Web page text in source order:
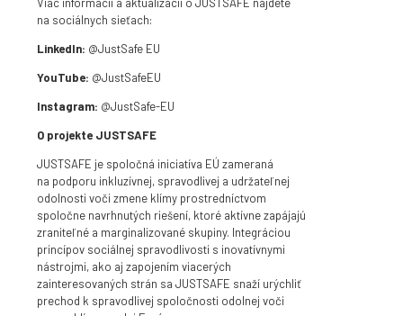
na sociálnych sieťach:
LinkedIn: @JustSafe EU
YouTube: @JustSafeEU
Instagram: @JustSafe-EU
O projekte JUSTSAFE
JUSTSAFE je spoločná iniciatíva EÚ zameraná
na podporu inkluzívnej, spravodlivej a udržateľnej
odolnosti voči zmene klímy prostredníctvom
spoločne navrhnutých riešení, ktoré aktívne zapájajú
zraniteľné a marginalizované skupiny. Integráciou
princípov sociálnej spravodlivosti s inovatívnymi
nástrojmi, ako aj zapojením viacerých
zainteresovaných strán sa JUSTSAFE snaží urýchliť
prechod k spravodlivej spoločnosti odolnej voči